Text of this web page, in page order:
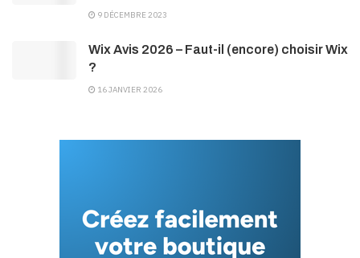
9 DÉCEMBRE 2023
Wix Avis 2026 – Faut-il (encore) choisir Wix
?
16 JANVIER 2026